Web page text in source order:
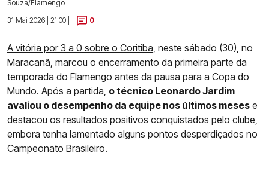
Souza/Flamengo
31 Mai 2026 | 21:00 |
0
A vitória por 3 a 0 sobre o Coritiba , neste sábado (30), no
Maracanã, marcou o encerramento da primeira parte da
temporada do Flamengo antes da pausa para a Copa do
Mundo. Após a partida, o técnico Leonardo Jardim
avaliou o desempenho da equipe nos últimos meses e
destacou os resultados positivos conquistados pelo clube,
embora tenha lamentado alguns pontos desperdiçados no
Campeonato Brasileiro.